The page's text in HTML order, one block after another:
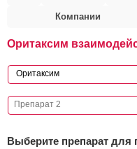
Компании
Оритаксим
Выберите препарат для